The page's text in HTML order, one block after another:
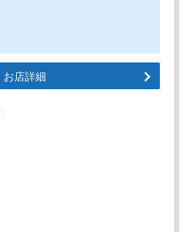
お店詳細